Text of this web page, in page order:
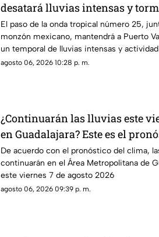
desatará lluvias intensas y
en Puerto Vallarta
El paso de la onda tropical número 25,
monzón mexicano, mantendrá a Puerto
un temporal de lluvias intensas y
durante la tarde
agosto 06, 2026 10:28 p. m.
¿Continuarán las lluvias este
en Guadalajara? Este es el
del clima hoy 7 de agosto
De acuerdo con el pronóstico del clima,
continuarán en el Área Metropolitana de
este viernes 7 de agosto 2026
agosto 06, 2026 09:39 p. m.